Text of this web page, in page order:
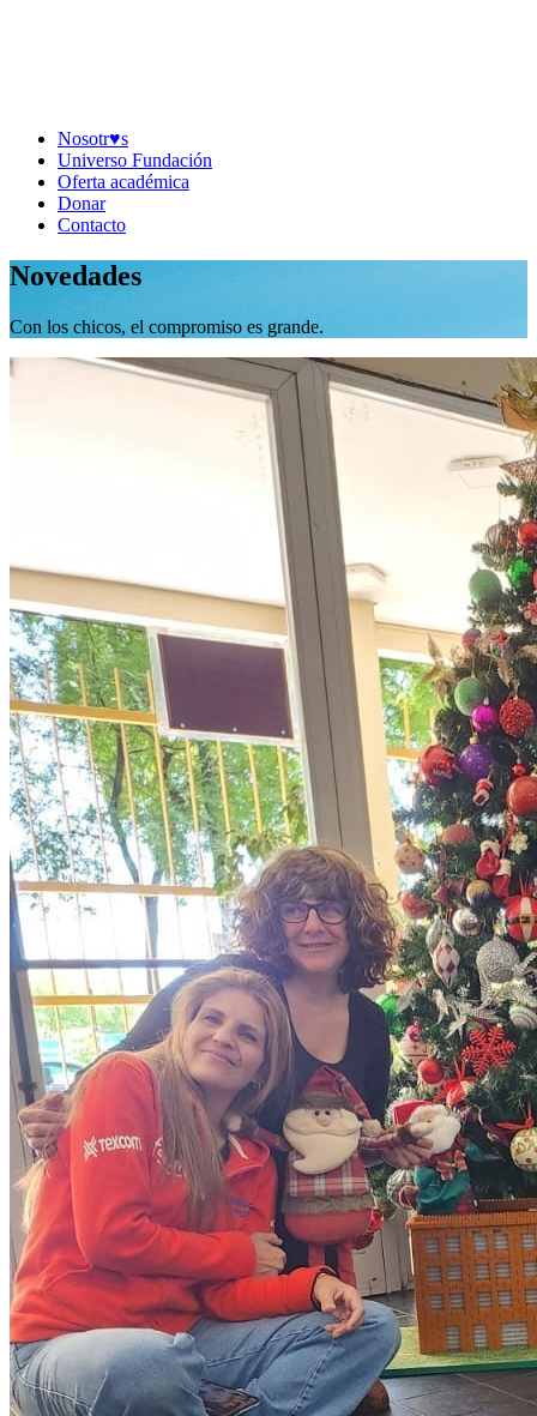
Nosotr♥︎s
Universo Fundación
Oferta académica
Donar
Contacto
Novedades
Con los chicos, el compromiso es grande.